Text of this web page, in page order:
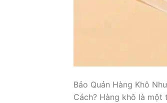
Bảo Quản Hàng Khô
Cách? Hàng khô là